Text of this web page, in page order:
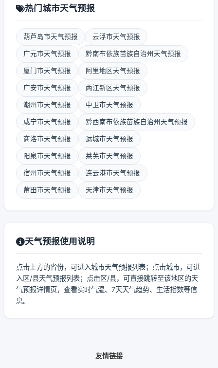
热门城市天气预报
葫芦岛市天气预报 云浮市天气预报
广元市天气预报 黔南布依族苗族自治州天气预报
厦门市天气预报 阿里地区天气预报
广安市天气预报 两江新区天气预报
潮州市天气预报 中卫市天气预报
咸宁市天气预报 黔西南布依族苗族自治州天气预报
商洛市天气预报 运城市天气预报
阳泉市天气预报 莱芜市天气预报
宿州市天气预报 连云港市天气预报
莆田市天气预报 天津市天气预报
天气预报使用说明
点击上方的省份，可进入城市天气预报列表；点击城市，可进
入区/县天气预报列表；点击区/县，可直接跳转至该地区的天
气预报详情页，查看实时气温、7天天气趋势、生活指数等信
息。
友情链接